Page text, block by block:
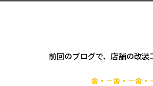
前回のブログで、店舗の改
🌼・－🌼・－🌼・